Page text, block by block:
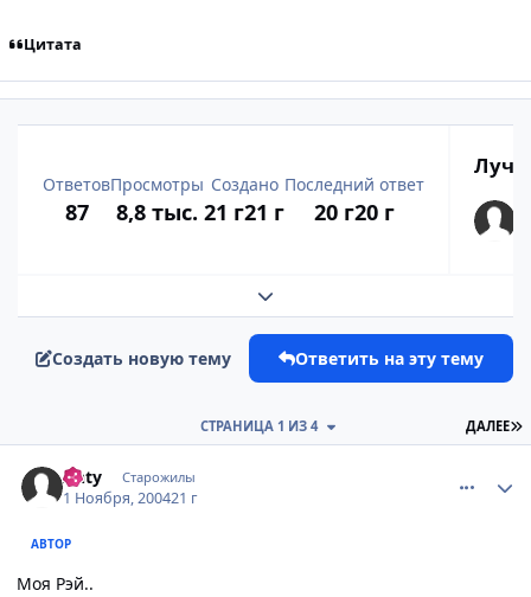
Цитата
Ответов
87
Просмотры
8,8 тыс.
Создано
21 г21 г
Последний ответ
20 г20 г
Развернуть обзор темы
Создать новую тему Ответить на эту тему
ДАЛЕЕ
СТРАНИЦА 1 ИЗ 4
Anty Старожилы
1 Ноября, 200421 г
АВТОР
Моя Рэй..